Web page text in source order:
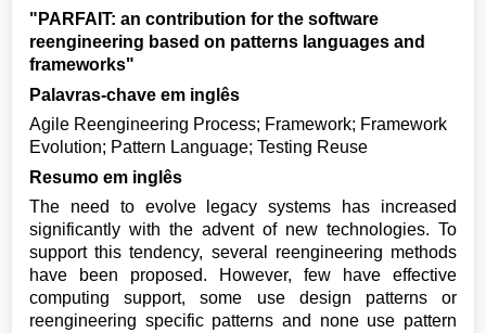
"PARFAIT: an contribution for the software
reengineering based on patterns languages and
frameworks"
Palavras-chave em inglês
Agile Reengineering Process; Framework; Framework
Evolution; Pattern Language; Testing Reuse
Resumo em inglês
The need to evolve legacy systems has increased
significantly with the advent of new technologies. To
support this tendency, several reengineering methods
have been proposed. However, few have effective
computing support, some use design patterns or
reengineering specific patterns and none use pattern